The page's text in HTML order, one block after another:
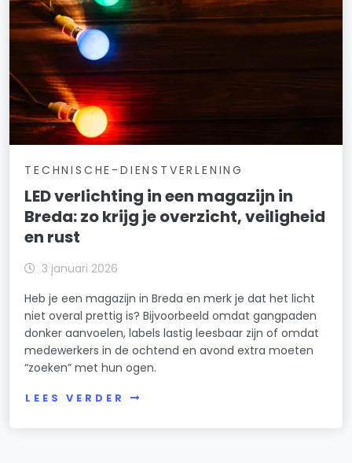
TECHNISCHE-DIENSTVERLENING
LED verlichting in een magazijn in
Breda: zo krijg je overzicht, veiligheid
en rust
3 januari 2026
Heb je een magazijn in Breda en merk je dat het licht
niet overal prettig is? Bijvoorbeeld omdat gangpaden
donker aanvoelen, labels lastig leesbaar zijn of omdat
medewerkers in de ochtend en avond extra moeten
“zoeken” met hun ogen.
LEES VERDER